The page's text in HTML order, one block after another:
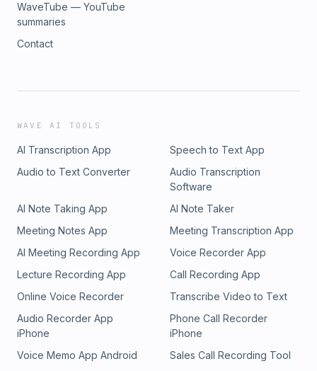
WaveTube — YouTube
summaries
Contact
WAVE AI TOOLS
AI Transcription App
Speech to Text App
Audio to Text Converter
Audio Transcription
Software
AI Note Taking App
AI Note Taker
Meeting Notes App
Meeting Transcription App
AI Meeting Recording App
Voice Recorder App
Lecture Recording App
Call Recording App
Online Voice Recorder
Transcribe Video to Text
Audio Recorder App
iPhone
Phone Call Recorder
iPhone
Voice Memo App Android
Sales Call Recording Tool